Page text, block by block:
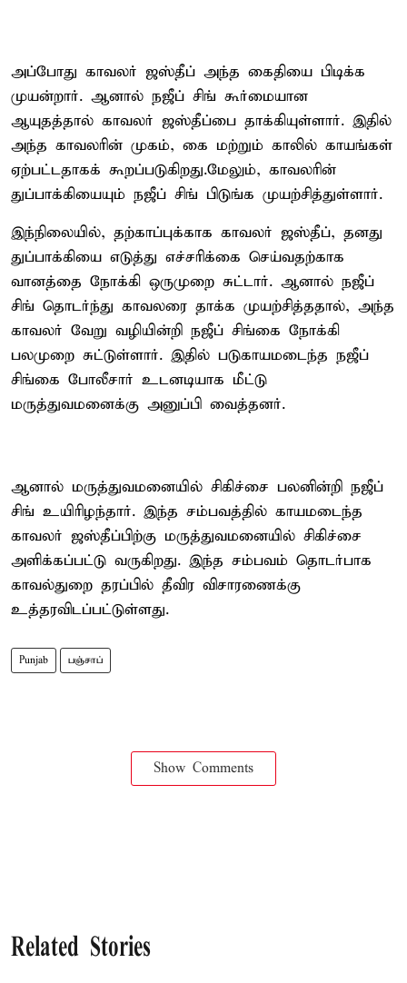
அப்போது காவலர் ஜஸ்தீப் அந்த கைதியை பிடிக்க
முயன்றார். ஆனால் நஜீப் சிங் கூர்மையான
ஆயுதத்தால் காவலர் ஜஸ்தீப்பை தாக்கியுள்ளார். இதில்
அந்த காவலரின் முகம், கை மற்றும் காலில் காயங்கள்
ஏற்பட்டதாகக் கூறப்படுகிறது.மேலும், காவலரின்
துப்பாக்கியையும் நஜீப் சிங் பிடுங்க முயற்சித்துள்ளார்.
இந்நிலையில், தற்காப்புக்காக காவலர் ஜஸ்தீப், தனது
துப்பாக்கியை எடுத்து எச்சரிக்கை செய்வதற்காக
வானத்தை நோக்கி ஒருமுறை சுட்டார். ஆனால் நஜீப்
சிங் தொடர்ந்து காவலரை தாக்க முயற்சித்ததால், அந்த
காவலர் வேறு வழியின்றி நஜீப் சிங்கை நோக்கி
பலமுறை சுட்டுள்ளார். இதில் படுகாயமடைந்த நஜீப்
சிங்கை போலீசார் உடனடியாக மீட்டு
மருத்துவமனைக்கு அனுப்பி வைத்தனர்.
ஆனால் மருத்துவமனையில் சிகிச்சை பலனின்றி நஜீப்
சிங் உயிரிழந்தார். இந்த சம்பவத்தில் காயமடைந்த
காவலர் ஜஸ்தீப்பிற்கு மருத்துவமனையில் சிகிச்சை
அளிக்கப்பட்டு வருகிறது. இந்த சம்பவம் தொடர்பாக
காவல்துறை தரப்பில் தீவிர விசாரணைக்கு
உத்தரவிடப்பட்டுள்ளது.
Punjab பஞ்சாப்
Show Comments
Related Stories